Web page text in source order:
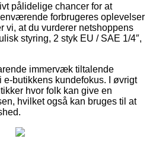
pålidelige chancer for at
forbrugeres oplevelser
vi, at du vurderer netshoppens
styring, 2 styk EU / SAE 1/4″,
immervæk tiltalende
e-butikkens kundefokus. I øvrigt
hvor folk kan give en
hvilket også kan bruges til at